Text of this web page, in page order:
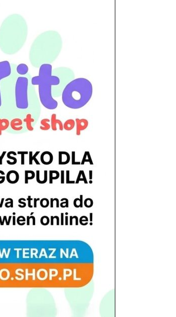
Adres
05-100 Nowy Dwór Mazowiecki
ul. Leśna 2
tel. 503 900 215
Godziny pracy
pon. – piąt. 10.00 – 19.00
sob. 8.00 – 15.00
niedz. zamknięte